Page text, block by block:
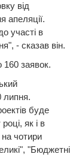
від
апеляції.
участі в
- сказав він.
заявок.
липня.
буде
як і в
чотири
"Бюджетні